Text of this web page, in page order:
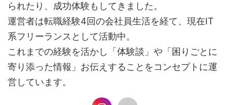
られたり、成功体験もしてきました。
運営者は転職経験4回の会社員生活を経て、現在IT
系フリーランスとして活動中。
これまでの経験を活かし「体験談」や「困りごとに
寄り添った情報」お伝えすることをコンセプトに運
営しています。